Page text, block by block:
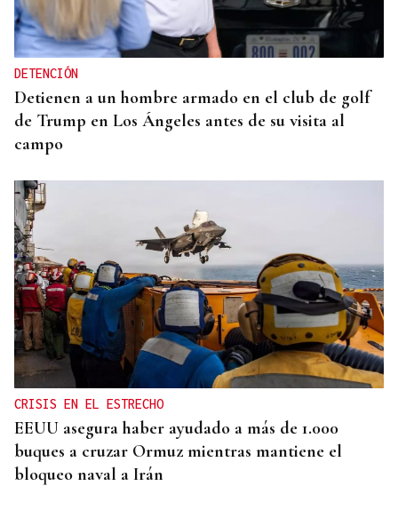
DETENCIÓN
Detienen a un hombre armado en el club de golf
de Trump en Los Ángeles antes de su visita al
campo
CRISIS EN EL ESTRECHO
EEUU asegura haber ayudado a más de 1.000
buques a cruzar Ormuz mientras mantiene el
bloqueo naval a Irán